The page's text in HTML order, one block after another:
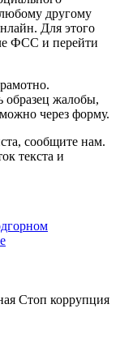
другому
Для этого
ФСС и перейти
образец жалобы,
через форму.
сообщите нам.
текста и
Стоп коррупция